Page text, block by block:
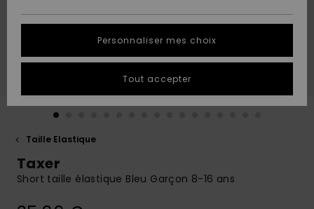
A
Découvrir
A
Découvrir
tailles
à votre
question.
QUIKSILVER
Taille Elastique
Taxer
Short taille élastique Bleu Garçon 8-16 ans
Personnaliser mes choix
Tout accepter